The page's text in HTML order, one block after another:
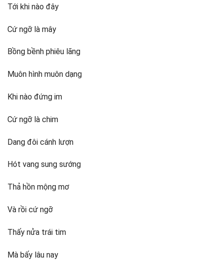
Tới khi nào đây
Cứ ngỡ là mây
Bồng bềnh phiêu lãng
Muôn hình muôn dạng
Khi nào đứng im
Cứ ngỡ là chim
Dang đôi cánh lượn
Hót vang sung sướng
Thả hồn mộng mơ
Và rồi cứ ngỡ
Thấy nửa trái tim
Mà bấy lâu nay